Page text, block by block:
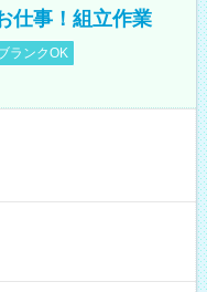
仕事！組立作業
ランクOK